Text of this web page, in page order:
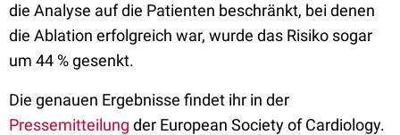
die Analyse auf die Patienten beschränkt, bei denen
die Ablation erfolgreich war, wurde das Risiko sogar
um 44 % gesenkt.
Die genauen Ergebnisse findet ihr in der
Pressemitteilung der European Society of Cardiology.